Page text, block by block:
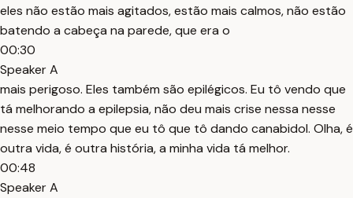
eles não estão mais agitados, estão mais calmos, não estão
batendo a cabeça na parede, que era o
00:30
Speaker A
mais perigoso. Eles também são epilégicos. Eu tô vendo que
tá melhorando a epilepsia, não deu mais crise nessa nesse
nesse meio tempo que eu tô que tô dando canabidol. Olha, é
outra vida, é outra história, a minha vida tá melhor.
00:48
Speaker A